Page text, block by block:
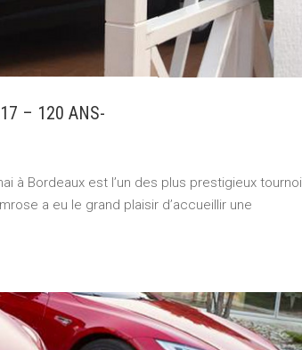
– 120 ANS-
à Bordeaux est l’un des plus prestigieux tournoi
a eu le grand plaisir d’accueillir une